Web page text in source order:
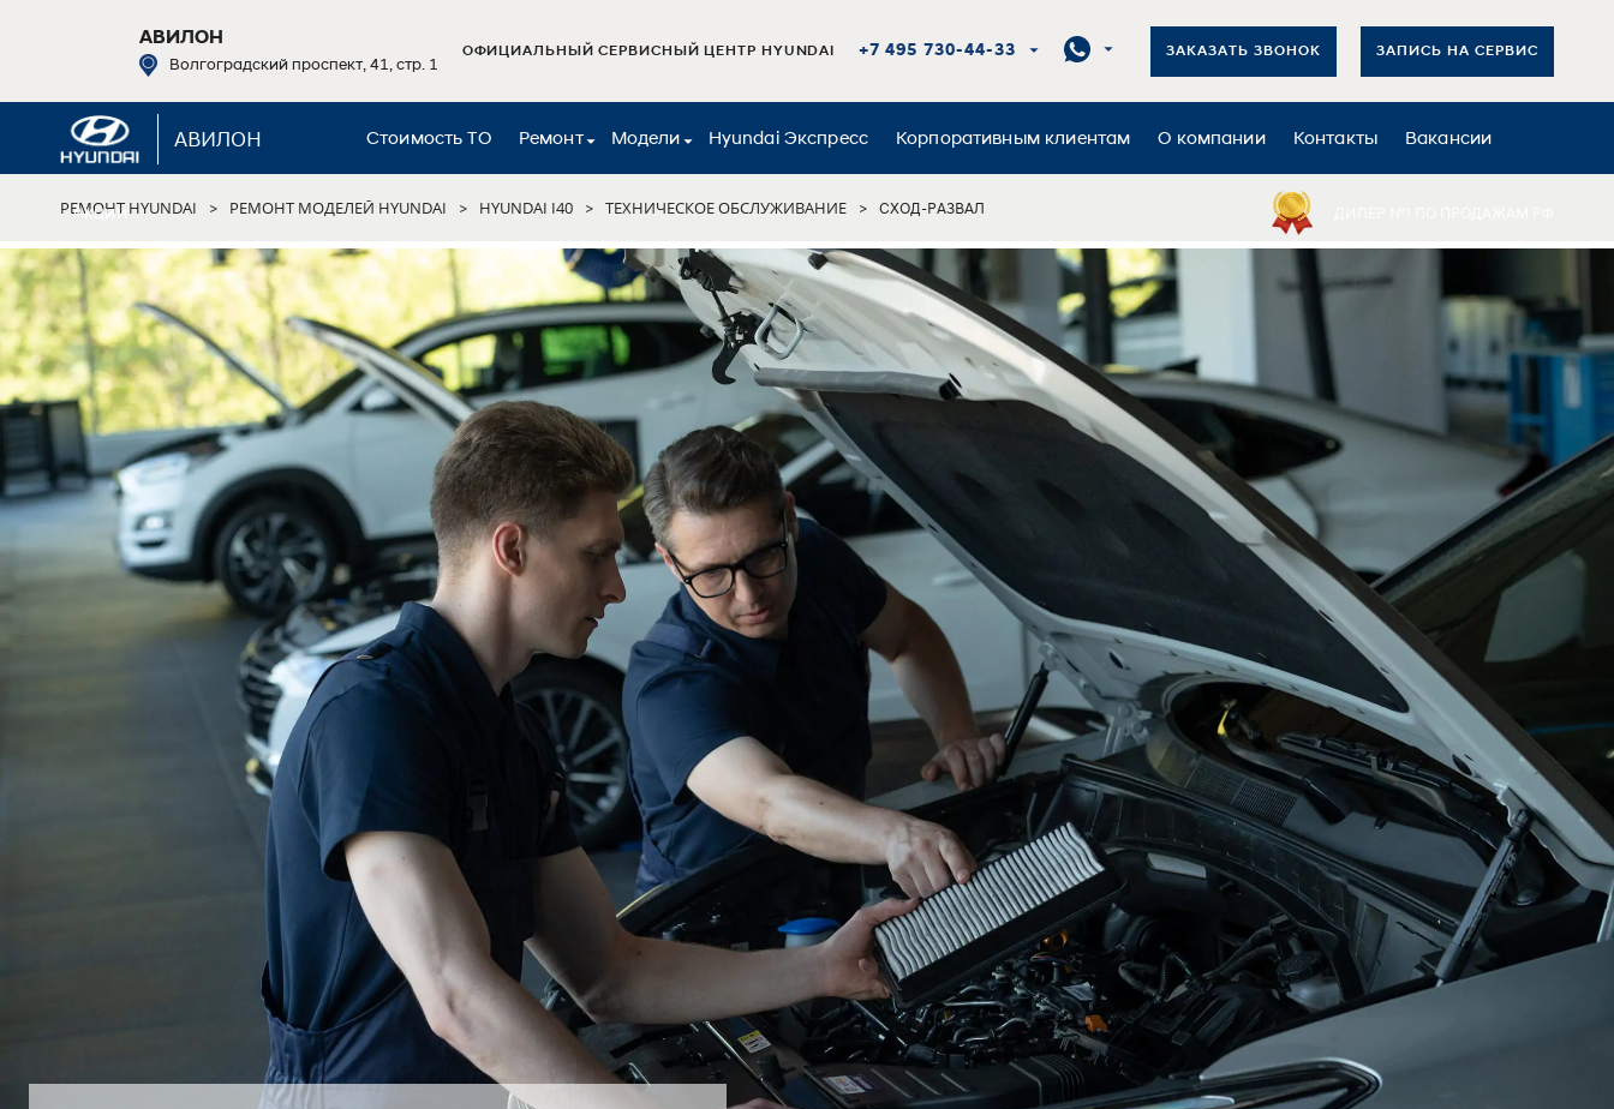
АВИЛОН
Волгоградский проспект, 41, стр. 1
ОФИЦИАЛЬНЫЙ СЕРВИСНЫЙ ЦЕНТР HYUNDAI +7 495 730-44-33 ЗАКАЗАТЬ ЗВОНОК ЗАПИСЬ НА СЕРВИС
АВИЛОН Стоимость ТО Ремонт Модели Hyundai Экспресс Корпоративным клиентам О компании Контакты Вакансии
Акции
РЕМОНТ HYUNDAI > РЕМОНТ МОДЕЛЕЙ HYUNDAI > HYUNDAI I40 > ТЕХНИЧЕСКОЕ ОБСЛУЖИВАНИЕ > СХОД-РАЗВАЛ